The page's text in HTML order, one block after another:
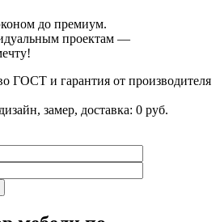
до премиум.
проектам —
ГОСТ и гарантия от производителя
замер, доставка: 0 руб.